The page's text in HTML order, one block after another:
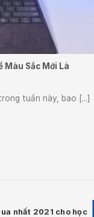
Màu Sắc Mới Là
tuần này, bao [...]
nhất 2021 cho học